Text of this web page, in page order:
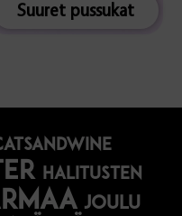
Suuret pussukat
halitusten
joulu